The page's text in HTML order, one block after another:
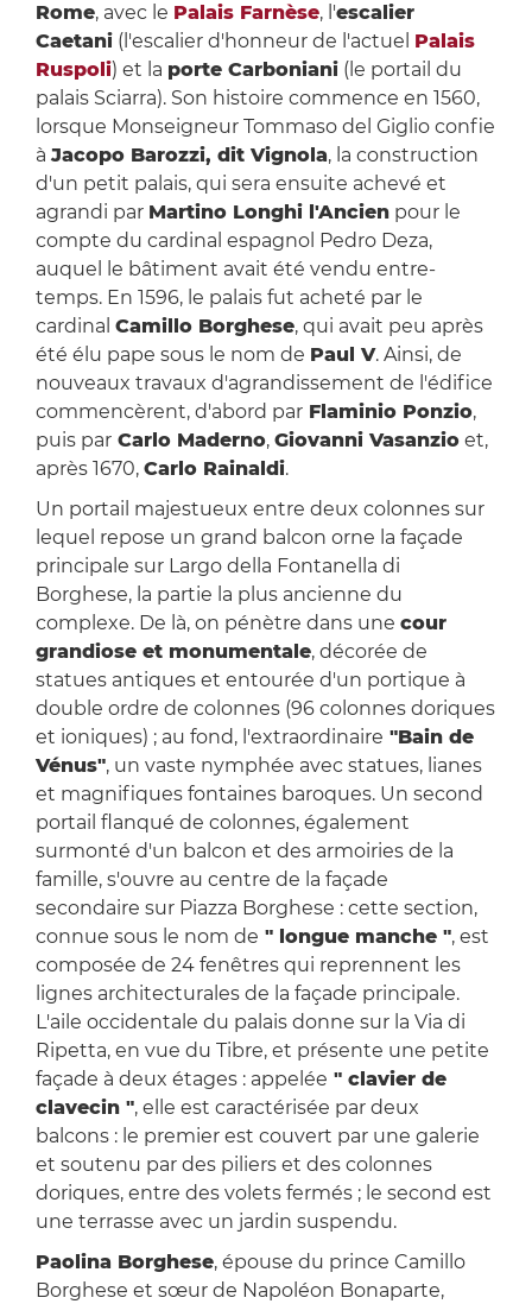
Rome, avec le Palais Farnèse, l'escalier
Caetani(l'escalier d'honneur de l'actuel Palais
Ruspoli) et la porte Carboniani(le portail du
palais Sciarra). Son histoire commence en 1560,
lorsque Monseigneur Tommaso del Giglio confie
à Jacopo Barozzi, dit Vignola, la construction
d'un petit palais, qui sera ensuite achevé et
agrandi par Martino Longhi l'Ancienpour le
compte du cardinal espagnol Pedro Deza,
auquel le bâtiment avait été vendu entre-
temps. En 1596, le palais fut acheté par le
cardinal Camillo Borghese, qui avait peu après
été élu pape sous le nom de Paul V. Ainsi, de
nouveaux travaux d'agrandissement de l'édifice
commencèrent, d'abord parFlaminio Ponzio,
puis parCarlo Maderno, Giovanni Vasanzioet,
après 1670, Carlo Rainaldi.
Un portail majestueux entre deux colonnes sur
lequel repose un grand balcon orne la façade
principale sur Largo della Fontanella di
Borghese, la partie la plus ancienne du
complexe. De là, on pénètre dans une cour
grandiose et monumentale, décorée de
statues antiques et entourée d'un portique à
double ordre de colonnes (96 colonnes doriques
et ioniques) ; au fond, l'extraordinaire "Bain de
Vénus", un vaste nymphée avec statues, lianes
et magnifiques fontaines baroques. Un second
portail flanqué de colonnes, également
surmonté d'un balcon et des armoiries de la
famille, s'ouvre au centre de la façade
secondaire sur Piazza Borghese : cette section,
connue sous le nom de " longue manche ", est
composée de 24 fenêtres qui reprennent les
lignes architecturales de la façade principale.
L'aile occidentale du palais donne sur la Via di
Ripetta, en vue du Tibre, et présente une petite
façade à deux étages : appelée " clavier de
clavecin ", elle est caractérisée par deux
balcons : le premier est couvert par une galerie
et soutenu par des piliers et des colonnes
doriques, entre des volets fermés ; le second est
une terrasse avec un jardin suspendu.
Paolina Borghese, épouse du prince Camillo
Borghese et sœur de Napoléon Bonaparte,